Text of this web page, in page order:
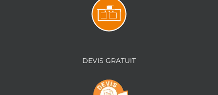
DEVIS GRATUIT